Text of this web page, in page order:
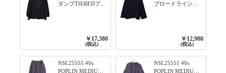
ダンプTIEREDブシ
￥17,380
(税込)
ブロードライン入
リブプルオーバー
79ネイビー
￥12,980
(税込)
NSL25555 40s
POPLIN MEDIUM
NSL25551 40s
POPLIN MEDIUM